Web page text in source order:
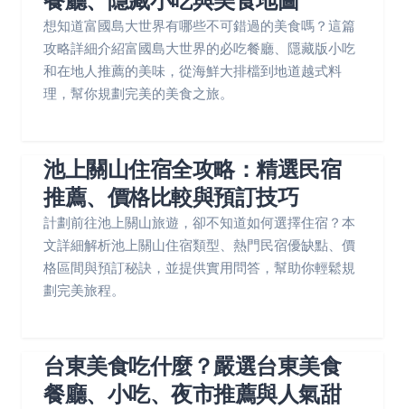
想知道富國島大世界有哪些不可錯過的美食嗎？這篇
攻略詳細介紹富國島大世界的必吃餐廳、隱藏版小吃
和在地人推薦的美味，從海鮮大排檔到地道越式料
理，幫你規劃完美的美食之旅。
池上關山住宿全攻略：精選民宿
推薦、價格比較與預訂技巧
計劃前往池上關山旅遊，卻不知道如何選擇住宿？本
文詳細解析池上關山住宿類型、熱門民宿優缺點、價
格區間與預訂秘訣，並提供實用問答，幫助你輕鬆規
劃完美旅程。
台東美食吃什麼？嚴選台東美食
餐廳、小吃、夜市推薦與人氣甜